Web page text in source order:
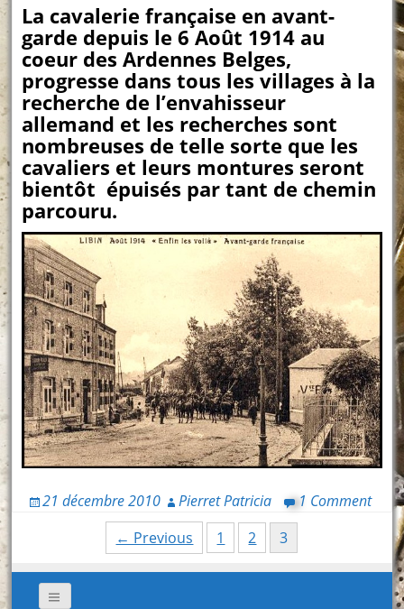
La cavalerie française en avant-
garde depuis le 6 Août 1914 au
coeur des Ardennes Belges,
progresse dans tous les villages à la
recherche de l’envahisseur
allemand et les recherches sont
nombreuses de telle sorte que les
cavaliers et leurs montures seront
bientôt épuisés par tant de chemin
parcouru.
21 décembre 2010 Pierret Patricia 1 Comment
navigation
← Previous 1 2 3